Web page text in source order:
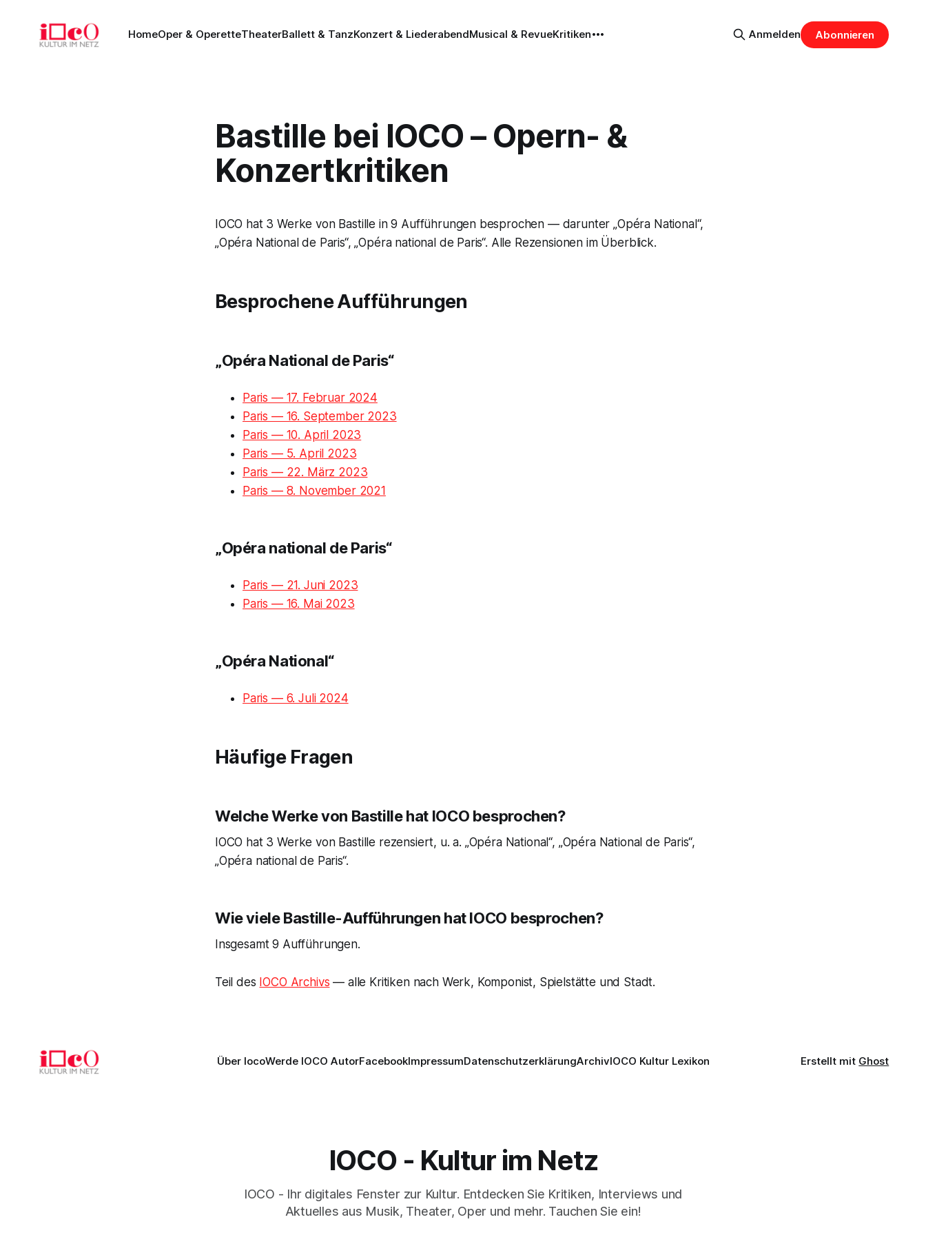
HomeOper & OperetteTheaterBallett & TanzKonzert & LiederabendMusical & RevueKritiken Anmelden Abonnieren
Bastille bei IOCO – Opern- &
Konzertkritiken
IOCO hat 3 Werke von Bastille in 9 Aufführungen besprochen — darunter „Opéra National“,
„Opéra National de Paris“, „Opéra national de Paris“. Alle Rezensionen im Überblick.
Besprochene Aufführungen
„Opéra National de Paris“
Paris — 17. Februar 2024
Paris — 16. September 2023
Paris — 10. April 2023
Paris — 5. April 2023
Paris — 22. März 2023
Paris — 8. November 2021
„Opéra national de Paris“
Paris — 21. Juni 2023
Paris — 16. Mai 2023
„Opéra National“
Paris — 6. Juli 2024
Häufige Fragen
Welche Werke von Bastille hat IOCO besprochen?
IOCO hat 3 Werke von Bastille rezensiert, u. a. „Opéra National“, „Opéra National de Paris“,
„Opéra national de Paris“.
Wie viele Bastille-Aufführungen hat IOCO besprochen?
Insgesamt 9 Aufführungen.
Teil des IOCO Archivs — alle Kritiken nach Werk, Komponist, Spielstätte und Stadt.
Über IocoWerde IOCO AutorFacebookImpressumDatenschutzerklärungArchivIOCO Kultur Lexikon Erstellt mit Ghost
IOCO - Kultur im Netz
IOCO - Ihr digitales Fenster zur Kultur. Entdecken Sie Kritiken, Interviews und
Aktuelles aus Musik, Theater, Oper und mehr. Tauchen Sie ein!